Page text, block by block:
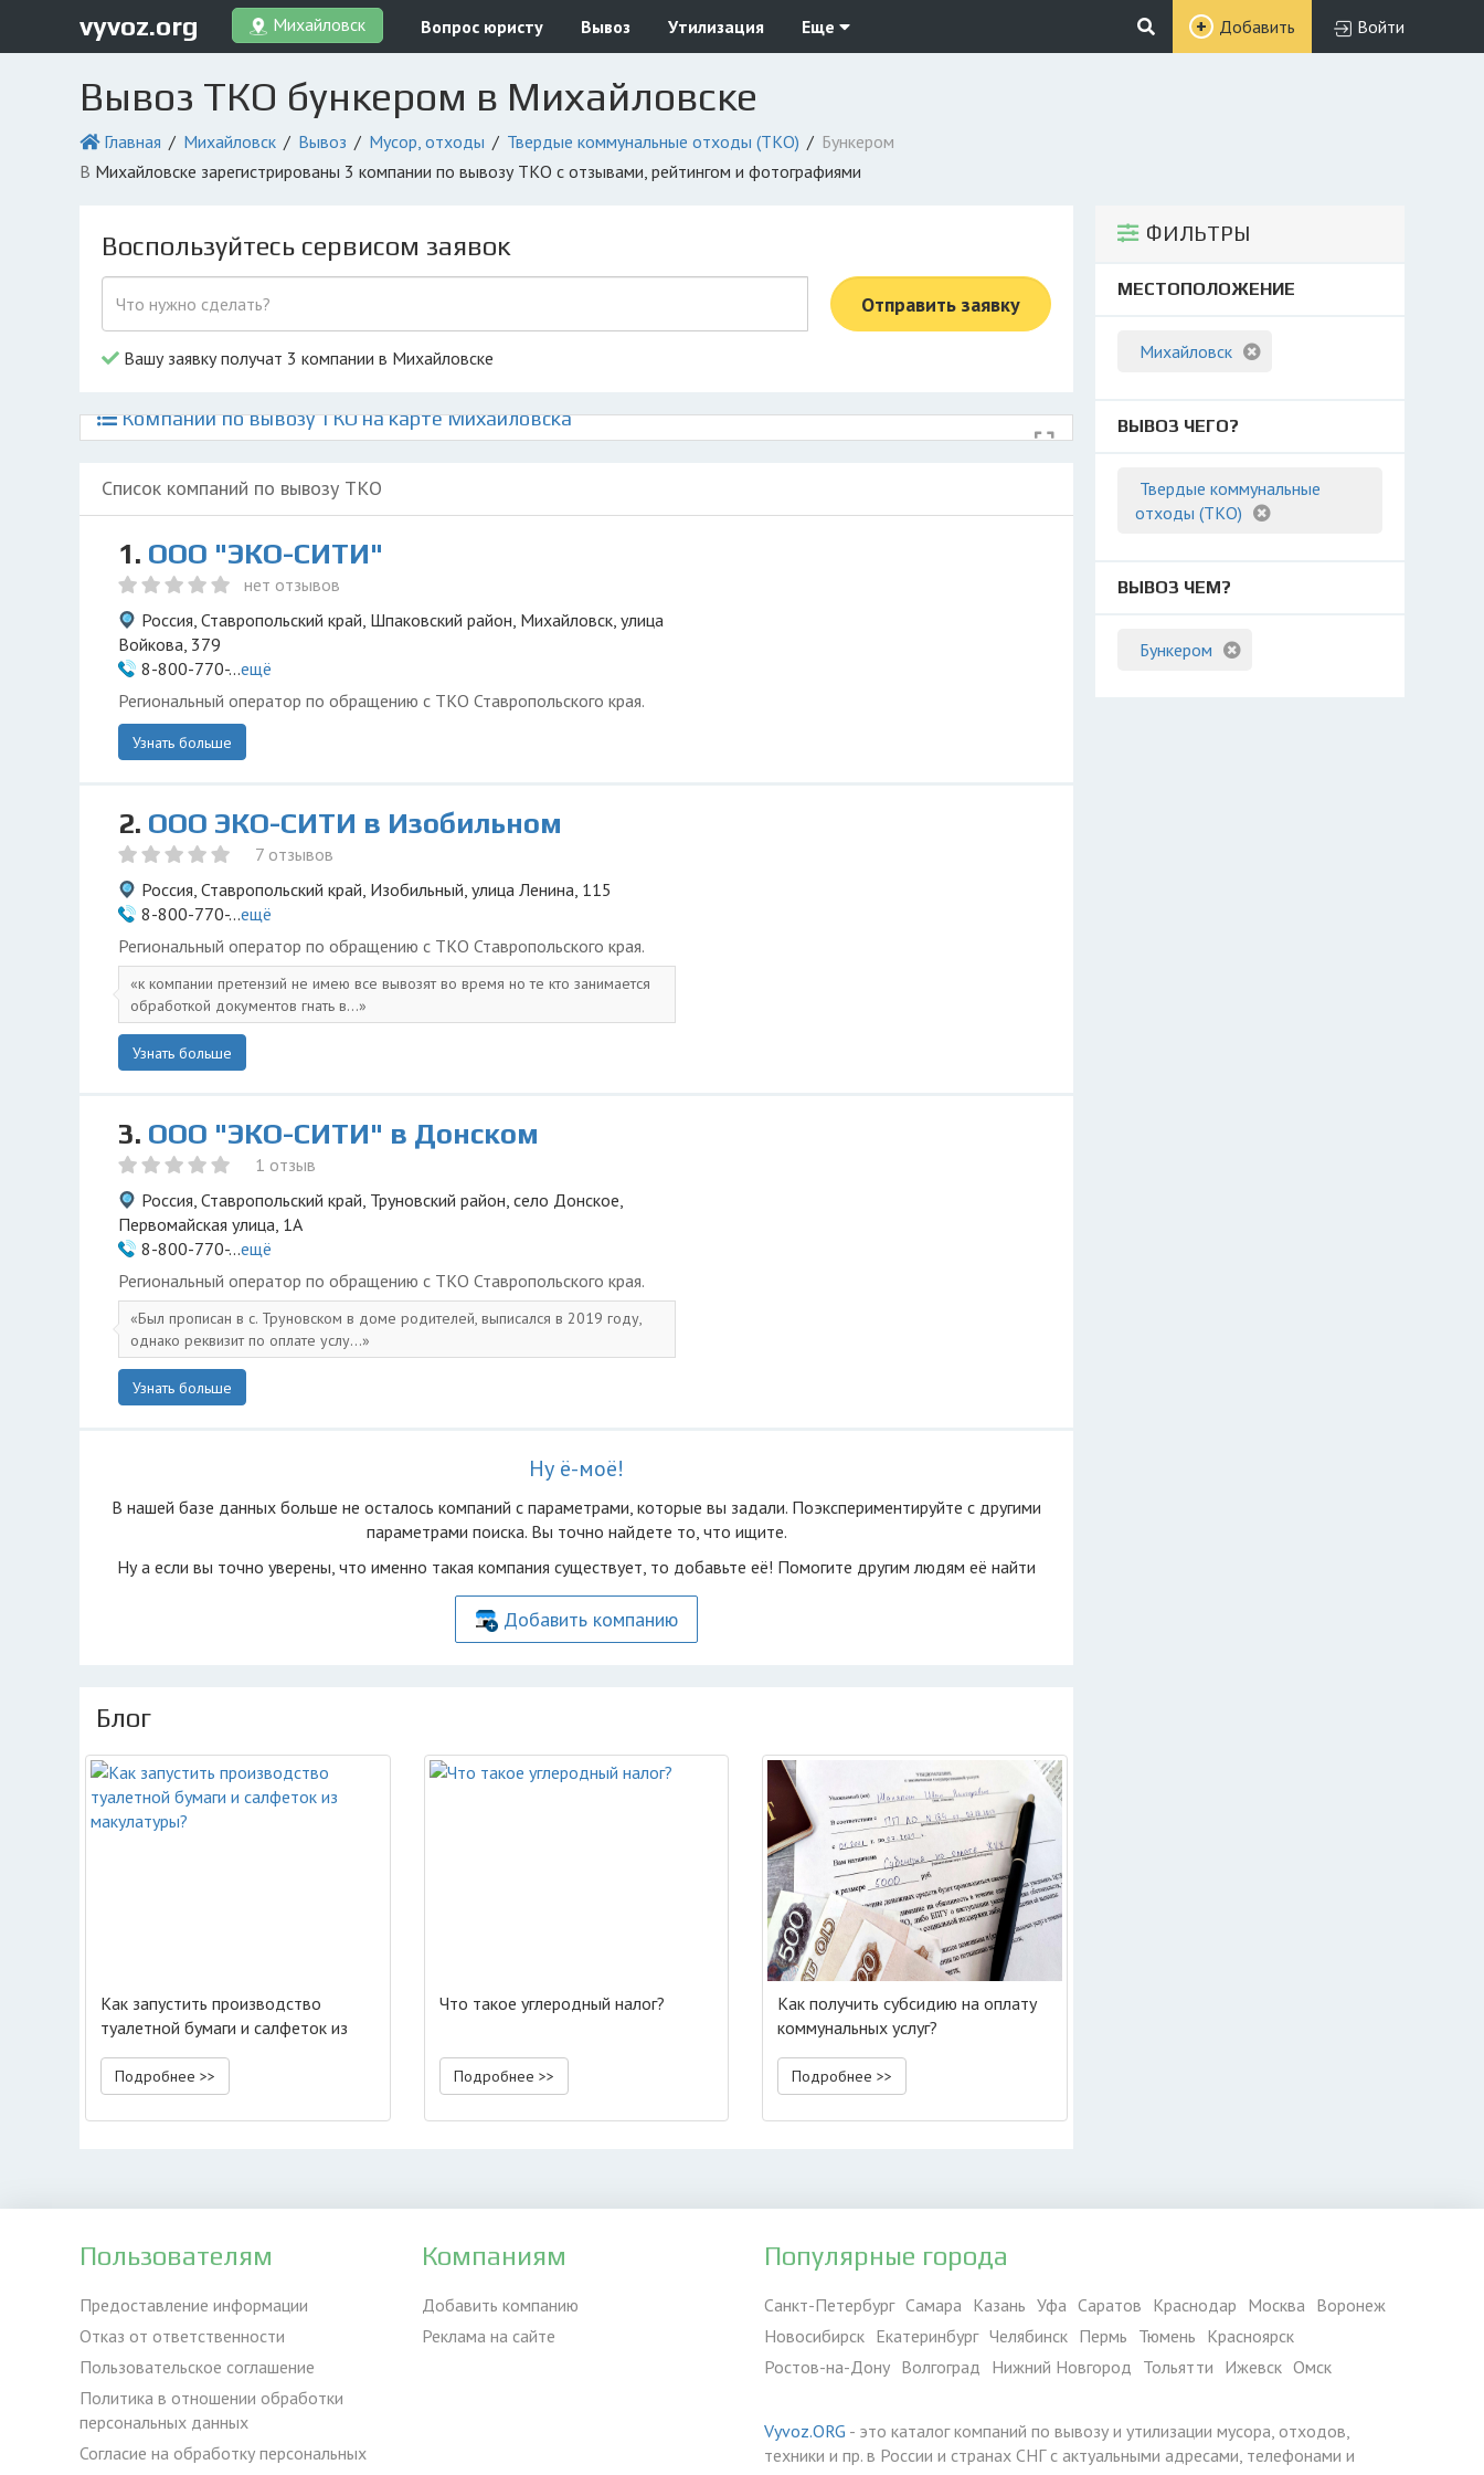
vyvoz.org Михайловск Вопрос юристу Вывоз Утилизация Еще Добавить Войти
Вывоз ТКО бункером в Михайловске
Главная Михайловск Вывоз Мусор, отходы Твердые коммунальные отходы (ТКО)
Бункером
в Михайловске зарегистрированы 3 компании по вывозу ТКО с отзывами, рейтингом и фотографиями
ФИЛЬТРЫ
МЕСТОПОЛОЖЕНИЕ
Михайловск
ВЫВОЗ ЧЕГО?
Твердые коммунальные
отходы (ТКО)
ВЫВОЗ ЧЕМ?
Бункером
Воспользуйтесь сервисом заявок
Отправить заявку
Вашу заявку получат 3 компании в Михайловске
Компании по вывозу ТКО на карте Михайловска
Список компаний по вывозу ТКО
1. ООО "ЭКО-СИТИ"
нет отзывов
Россия, Ставропольский край, Шпаковский район, Михайловск, улица
Войкова, 379
8-800-770-...ещё
Региональный оператор по обращению с ТКО Ставропольского края.
Узнать больше
2. ООО ЭКО-СИТИ в Изобильном
7 отзывов
Россия, Ставропольский край, Изобильный, улица Ленина, 115
8-800-770-...ещё
Региональный оператор по обращению с ТКО Ставропольского края.
к компании претензий не имею все вывозят во время но те кто занимается
обработкой документов гнать в...
Узнать больше
3. ООО "ЭКО-СИТИ" в Донском
1 отзыв
Россия, Ставропольский край, Труновский район, село Донское,
Первомайская улица, 1А
8-800-770-...ещё
Региональный оператор по обращению с ТКО Ставропольского края.
Был прописан в с. Труновском в доме родителей, выписался в 2019 году,
однако реквизит по оплате услу...
Узнать больше
Ну ё-моё!
В нашей базе данных больше не осталоcь компаний с параметрами, которые вы задали. Поэкспериментируйте с другими
параметрами поиска. Вы точно найдете то, что ищите.
Ну а если вы точно уверены, что именно такая компания существует, то добавьте её! Помогите другим людям её найти
Добавить компанию
Блог
Как запустить производство
туалетной бумаги и салфеток из
макулатуры?
Подробнее >>
Что такое углеродный налог?
Подробнее >>
Как получить субсидию на оплату
коммунальных услуг?
Подробнее >>
Пользователям
Предоставление информации
Отказ от ответственности
Пользовательское соглашение
Политика в отношении обработки
персональных данных
Согласие на обработку персональных
Компаниям
Добавить компанию
Реклама на сайте
Популярные города
Санкт-Петербург Самара Казань Уфа Саратов Краснодар Москва Воронеж
Новосибирск Екатеринбург Челябинск Пермь Тюмень Красноярск
Ростов-на-Дону Волгоград Нижний Новгород Тольятти Ижевск Омск
Vyvoz.ORG - это каталог компаний по вывозу и утилизации мусора, отходов,
техники и пр. в России и странах СНГ с актуальными адресами, телефонами и